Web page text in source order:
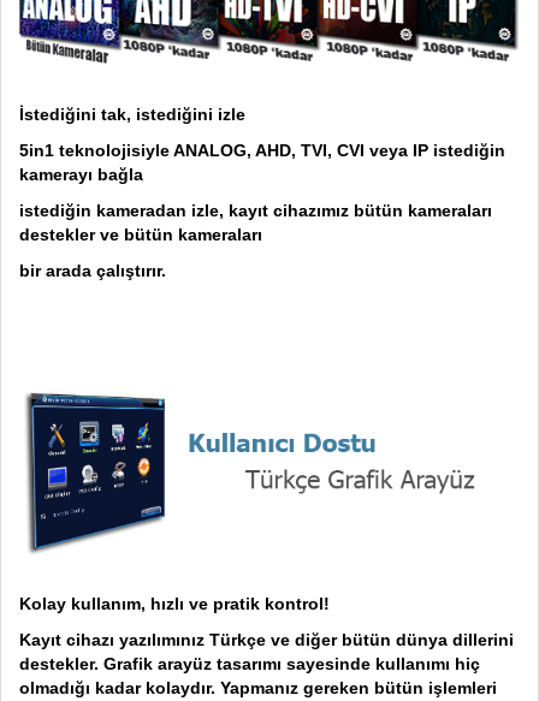
İstediğini tak, istediğini izle
5in1 teknolojisiyle ANALOG, AHD, TVI, CVI veya IP istediğin
kamerayı bağla
istediğin kameradan izle, kayıt cihazımız bütün kameraları
destekler ve bütün kameraları
bir arada çalıştırır.
Kolay kullanım, hızlı ve pratik kontrol!
Kayıt cihazı yazılımınız Türkçe ve diğer bütün dünya dillerini
destekler. Grafik arayüz tasarımı sayesinde kullanımı hiç
olmadığı kadar kolaydır. Yapmanız gereken bütün işlemleri